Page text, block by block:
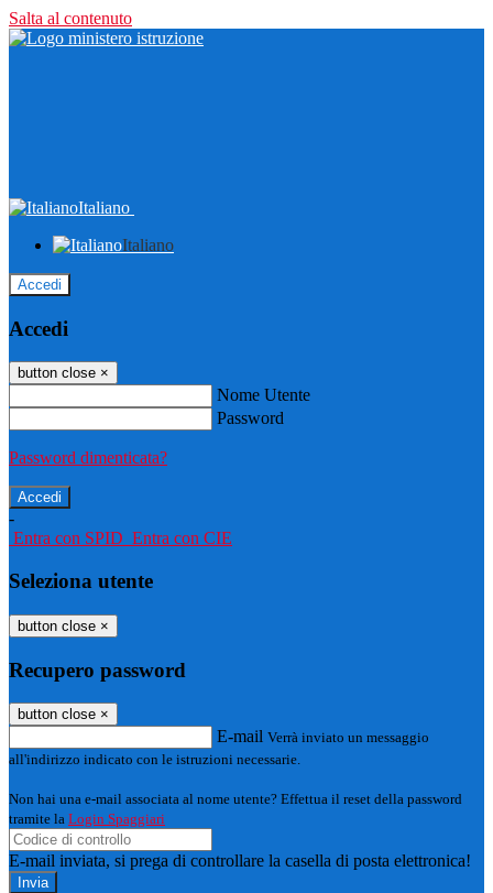
Salta al contenuto
Italiano
Italiano
Accedi
Accedi
button close ×
Nome Utente
Password
Password dimenticata?
-
Entra con SPID Entra con CIE
Seleziona utente
button close ×
Recupero password
button close ×
E-mail Verrà inviato un messaggio
all'indirizzo indicato con le istruzioni necessarie.
Non hai una e-mail associata al nome utente? Effettua il reset della password
tramite la Login Spaggiari
E-mail inviata, si prega di controllare la casella di posta elettronica!